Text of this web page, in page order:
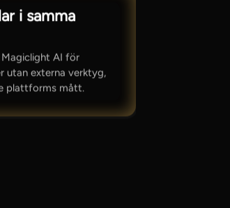
i samma
Magiclight AI för
utan externa verktyg,
plattforms mått.